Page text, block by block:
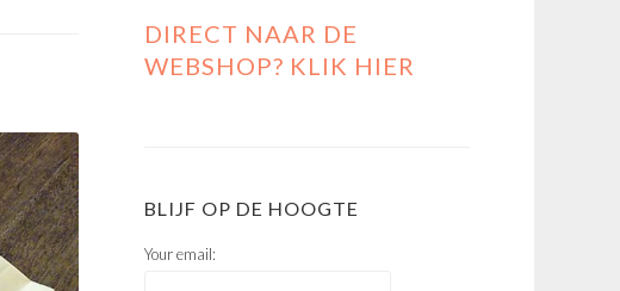
DIRECT NAAR DE
WEBSHOP? KLIK HIER
BLIJF OP DE HOOGTE
Your email: